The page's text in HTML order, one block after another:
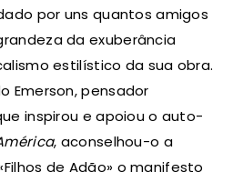
por uns quantos amigos
da exuberância
estilístico da sua obra.
Emerson, pensador
inspirou e apoiou o auto-
, aconselhou-o a
de Adão» o manifesto